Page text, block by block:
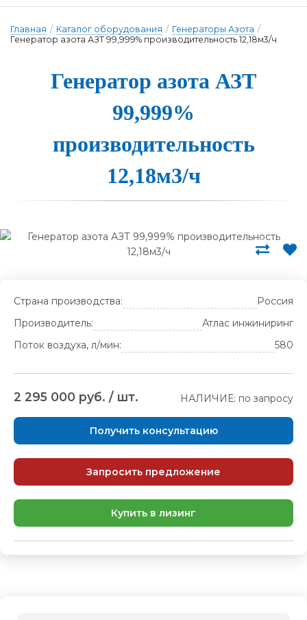
Главная / Каталог оборудования / Генераторы Азота /
Генератор азота АЗТ 99,999% производительность 12,18м3/ч
Ге­не­ра­тор а­зо­та АЗТ
99,999%
про­из­во­ди­тель­ность
12,18м3/ч
Страна производства:
Россия
Производитель:
Атлас инжиниринг
Поток воздуха, л/мин:
580
2 295 000 руб. / шт. НАЛИЧИЕ: по запросу
Получить консультацию
Запросить предложение
Купить в лизинг